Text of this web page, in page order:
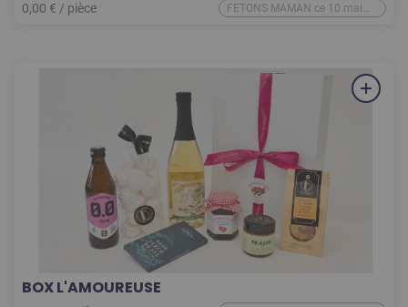
0,00 € / pièce
FETONS MAMAN ce 10 mai
2026
BOX L'AMOUREUSE